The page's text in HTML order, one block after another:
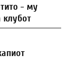
- му
клубот